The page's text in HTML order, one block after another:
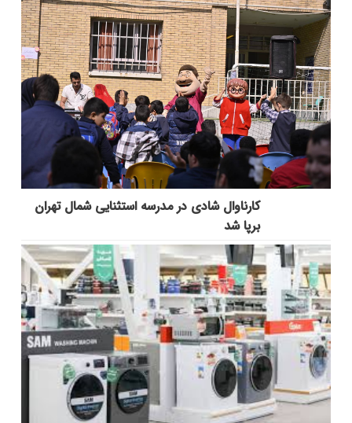
کارناوال شادی در مدرسه استثنایی شمال تهران
برپا شد